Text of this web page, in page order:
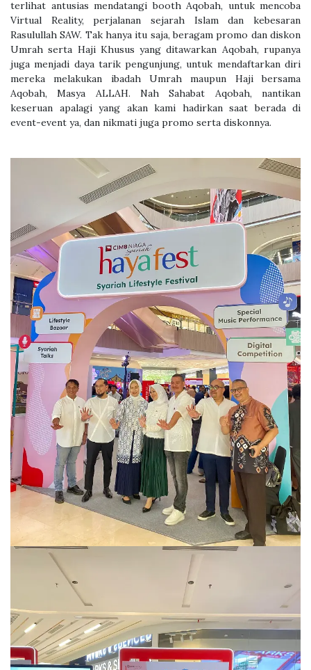
terlihat antusias mendatangi booth Aqobah, untuk mencoba
Virtual Reality, perjalanan sejarah Islam dan kebesaran
Rasulullah SAW. Tak hanya itu saja, beragam promo dan diskon
Umrah serta Haji Khusus yang ditawarkan Aqobah, rupanya
juga menjadi daya tarik pengunjung, untuk mendaftarkan diri
mereka melakukan ibadah Umrah maupun Haji bersama
Aqobah, Masya ALLAH. Nah Sahabat Aqobah, nantikan
keseruan apalagi yang akan kami hadirkan saat berada di
event-event ya, dan nikmati juga promo serta diskonnya.